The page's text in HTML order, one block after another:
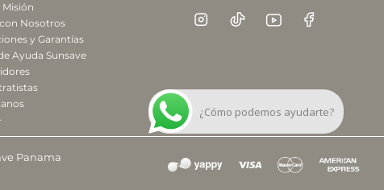
Nosotros
y Garantías
Ayuda Sunsave
Panama
¿Cómo podemos ayudarte?